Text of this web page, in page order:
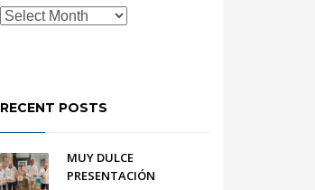
RECENT POSTS
MUY DULCE
PRESENTACIÓN